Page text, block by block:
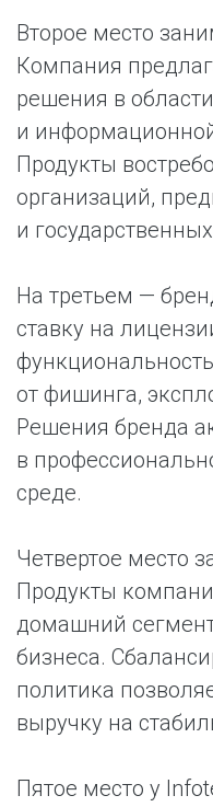
Второе место
Компания
решения в
и
Продукты
организаций,
и
На третьем —
ставку на
от фишинга,
Решения бренда
в
среде.
Четвертое место
Продукты
домашний
бизнеса.
политика
выручку на
Пятое место у